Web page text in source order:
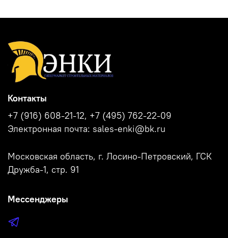
Контакты
+7 (916) 608-21-12, +7 (495) 762-22-09
Электронная почта: sales-enki@bk.ru
Московская область, г. Лосино-Петровский, ГСК
Дружба-1, стр. 91
Мессенджеры